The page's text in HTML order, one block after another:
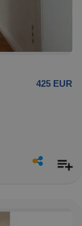
425 EUR